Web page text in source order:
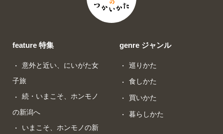
feature 特集
意外と近い、にいがた女
子旅
続・いまこそ、ホンモノ
の新潟へ
いまこそ、ホンモノの新
genre ジャンル
巡りかた
食しかた
買いかた
暮らしかた